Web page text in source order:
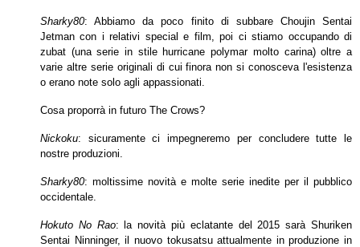
Sharky80: Abbiamo da poco finito di subbare Choujin Sentai
Jetman con i relativi special e film, poi ci stiamo occupando di
zubat (una serie in stile hurricane polymarmolto carina) oltre a
varie altre serie originali di cui finora non si conosceva l'esistenza
o erano note solo agli appassionati.
Cosa proporrà in futuro The Crows?
Nickoku: sicuramente ci impegneremo per concludere tutte le
nostre produzioni.
Sharky80: moltissime novità e molte serie inedite per il pubblico
occidentale.
Hokuto No Rao: la novità più eclatante del 2015 sarà Shuriken
Sentai Ninninger, il nuovo tokusatsu attualmente in produzione in